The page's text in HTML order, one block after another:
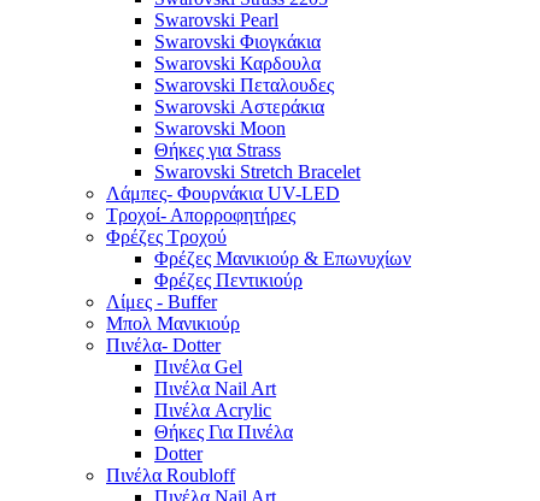
Swarovski Pearl
Swarovski Φιογκάκια
Swarovski Καρδουλα
Swarovski Πεταλουδες
Swarovski Αστεράκια
Swarovski Moon
Θήκες για Strass
Swarovski Stretch Bracelet
Λάμπες- Φουρνάκια UV-LED
Τροχοί- Απορροφητήρες
Φρέζες Τροχού
Φρέζες Μανικιούρ & Επωνυχίων
Φρέζες Πεντικιούρ
Λίμες - Buffer
Μπολ Μανικιούρ
Πινέλα- Dotter
Πινέλα Gel
Πινέλα Nail Art
Πινέλα Acrylic
Θήκες Για Πινέλα
Dotter
Πινέλα Roubloff
Πινέλα Nail Art